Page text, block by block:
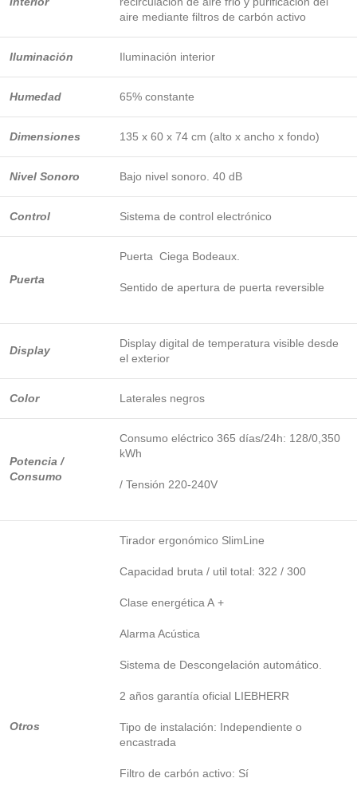
aire mediante filtros de carbón activo
Iluminación Iluminación interior
Humedad 65% constante
Dimensiones 135 x 60 x 74 cm (alto x ancho x fondo)
Nivel Sonoro Bajo nivel sonoro. 40 dB
Control Sistema de control electrónico
Puerta
Puerta Ciega Bodeaux.
Sentido de apertura de puerta reversible
Display
Display digital de temperatura visible desde
el exterior
Color Laterales negros
Potencia /
Consumo
Consumo eléctrico 365 días/24h: 128/0,350
kWh
/ Tensión 220-240V
Otros
Tirador ergonómico SlimLine
Capacidad bruta / util total: 322 / 300
Clase energética A +
Alarma Acústica
Sistema de Descongelación automático.
2 años garantía oficial LIEBHERR
Tipo de instalación: Independiente o
encastrada
Filtro de carbón activo: Sí